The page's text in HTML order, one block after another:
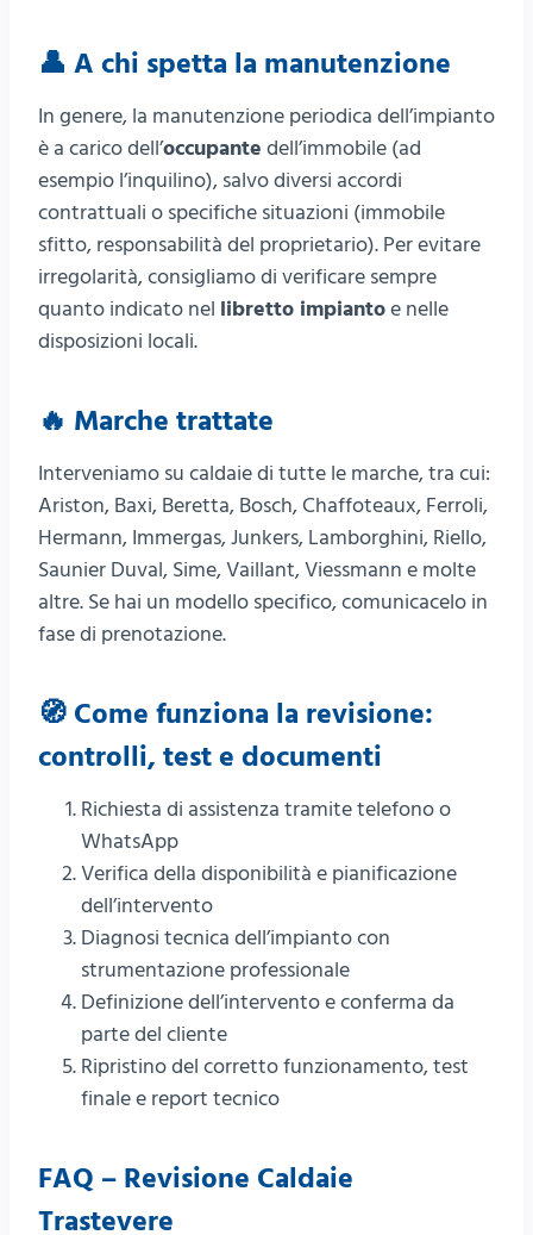
👤 A chi spetta la manutenzione
In genere, la manutenzione periodica dell’impianto
è a carico dell’occupante dell’immobile (ad
esempio l’inquilino), salvo diversi accordi
contrattuali o specifiche situazioni (immobile
sfitto, responsabilità del proprietario). Per evitare
irregolarità, consigliamo di verificare sempre
quanto indicato nel libretto impiantoe nelle
disposizioni locali.
🔥 Marche trattate
Interveniamo su caldaie di tutte le marche, tra cui:
Ariston, Baxi, Beretta, Bosch, Chaffoteaux, Ferroli,
Hermann, Immergas, Junkers, Lamborghini, Riello,
Saunier Duval, Sime, Vaillant, Viessmann e molte
altre. Se hai un modello specifico, comunicacelo in
fase di prenotazione.
🧭 Come funziona la revisione:
controlli, test e documenti
Richiesta di assistenza tramite telefono o
WhatsApp
Verifica della disponibilità e pianificazione
dell’intervento
Diagnosi tecnica dell’impianto con
strumentazione professionale
Definizione dell’intervento e conferma da
parte del cliente
Ripristino del corretto funzionamento, test
finale e report tecnico
FAQ – Revisione Caldaie
Trastevere